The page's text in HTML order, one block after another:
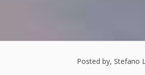
Posted by, Stefano